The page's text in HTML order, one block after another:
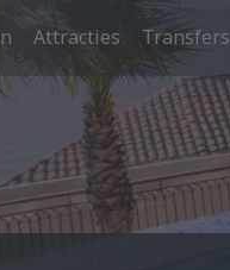
Attracties Transfers